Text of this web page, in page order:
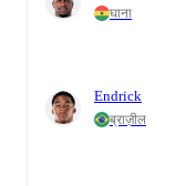
घाना
Endrick
ब्राज़ील